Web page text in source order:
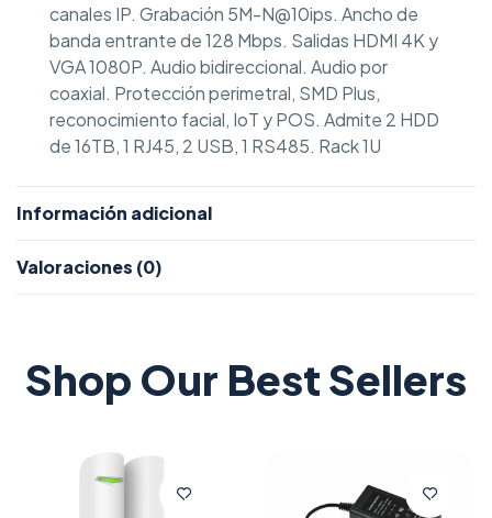
canales IP. Grabación 5M-N@10ips. Ancho de
banda entrante de 128 Mbps. Salidas HDMI 4K y
VGA 1080P. Audio bidireccional. Audio por
coaxial. Protección perimetral, SMD Plus,
reconocimiento facial, IoT y POS. Admite 2 HDD
de 16TB, 1 RJ45, 2 USB, 1 RS485. Rack 1U
Información adicional
Valoraciones (0)
Shop Our Best Sellers